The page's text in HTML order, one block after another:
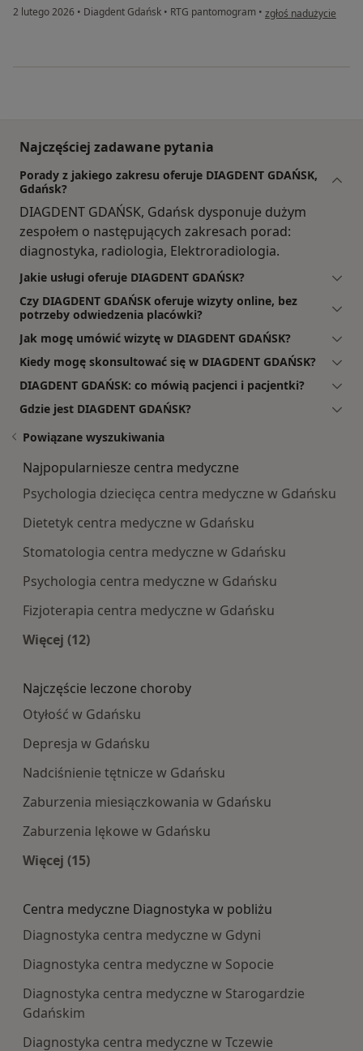
2 lutego 2026 • Diagdent Gdańsk • RTG pantomogram • w opinii użytkownika
zgłoś nadużycie
Najczęściej zadawane pytania
Porady z jakiego zakresu oferuje DIAGDENT GDAŃSK,
Gdańsk?
DIAGDENT GDAŃSK, Gdańsk dysponuje dużym
zespołem o następujących zakresach porad:
diagnostyka, radiologia, Elektroradiologia.
Jakie usługi oferuje DIAGDENT GDAŃSK?
Czy DIAGDENT GDAŃSK oferuje wizyty online, bez
potrzeby odwiedzenia placówki?
Jak mogę umówić wizytę w DIAGDENT GDAŃSK?
Kiedy mogę skonsultować się w DIAGDENT GDAŃSK?
DIAGDENT GDAŃSK: co mówią pacjenci i pacjentki?
Gdzie jest DIAGDENT GDAŃSK?
Powiązane wyszukiwania
Najpopularniesze centra medyczne
Psychologia dziecięca centra medyczne w Gdańsku
Dietetyk centra medyczne w Gdańsku
Stomatologia centra medyczne w Gdańsku
Psychologia centra medyczne w Gdańsku
Fizjoterapia centra medyczne w Gdańsku
Więcej (12)
Najczęście leczone choroby
Otyłość w Gdańsku
Depresja w Gdańsku
Nadciśnienie tętnicze w Gdańsku
Zaburzenia miesiączkowania w Gdańsku
Zaburzenia lękowe w Gdańsku
Więcej (15)
Centra medyczne Diagnostyka w pobliżu
Diagnostyka centra medyczne w Gdyni
Diagnostyka centra medyczne w Sopocie
Diagnostyka centra medyczne w Starogardzie
Gdańskim
Diagnostyka centra medyczne w Tczewie